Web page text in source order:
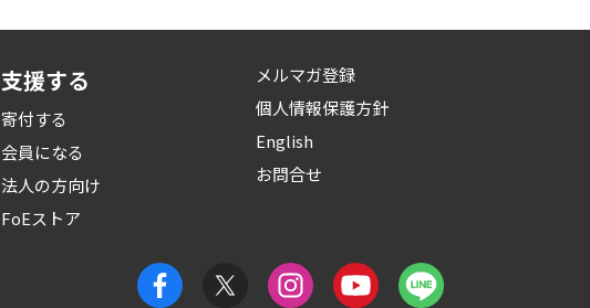
支援する
寄付する
会員になる
法人の方向け
FoEストア
メルマガ登録
個人情報保護方針
English
お問合せ